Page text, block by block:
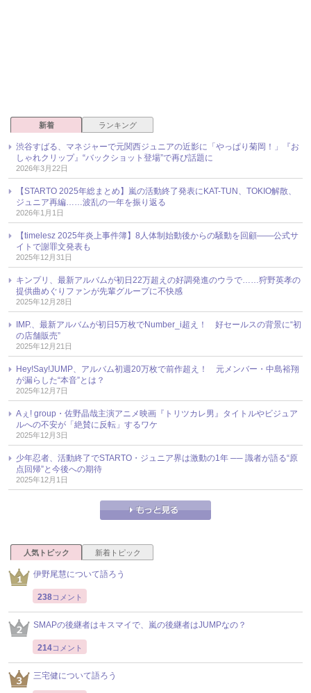
新着 ランキング
渋谷すばる、マネジャーで元関西ジュニアの近影に「やっぱり菊岡！」『お
しゃれクリップ』“バックショット登場”で再び話題に
2026年3月22日
【STARTO 2025年総まとめ】嵐の活動終了発表にKAT-TUN、TOKIO解散、
ジュニア再編……波乱の一年を振り返る
2026年1月1日
【timelesz 2025年炎上事件簿】8人体制始動後からの騒動を回顧――公式サ
イトで謝罪文発表も
2025年12月31日
キンプリ、最新アルバムが初日22万超えの好調発進のウラで……狩野英孝の
提供曲めぐりファンが先輩グループに不快感
2025年12月28日
IMP.、最新アルバムが初日5万枚でNumber_i超え！ 好セールスの背景に“初
の店舗販売”
2025年12月21日
Hey!Say!JUMP、アルバム初週20万枚で前作超え！ 元メンバー・中島裕翔
が漏らした“本音”とは？
2025年12月7日
Aぇ! group・佐野晶哉主演アニメ映画『トリツカレ男』タイトルやビジュア
ルへの不安が「絶賛に反転」するワケ
2025年12月3日
少年忍者、活動終了でSTARTO・ジュニア界は激動の1年 ── 識者が語る“原
点回帰”と今後への期待
2025年12月1日
人気トピック 新着トピック
伊野尾慧について語ろう
238コメント
SMAPの後継者はキスマイで、嵐の後継者はJUMPなの？
214コメント
三宅健について語ろう